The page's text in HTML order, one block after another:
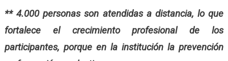
** 4.000 personas son atendidas a distancia, lo que
fortalece el crecimiento profesional de los
participantes, porque en la institución la prevención